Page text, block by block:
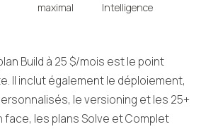
maximal
Intelligence
Build à 25 $/mois est le point
Il inclut également le déploiement,
le versioning et les 25+
face, les plans Solve et Complet